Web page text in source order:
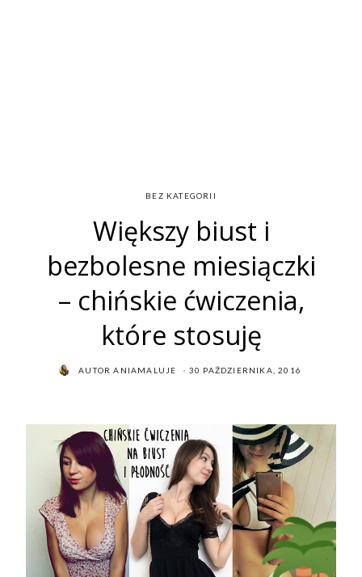
BEZ KATEGORII
Większy biust i
bezbolesne miesiączki
– chińskie ćwiczenia,
które stosuję
AUTORANIAMALUJE
POSTED
30 PAŹDZIERNIKA, 2016